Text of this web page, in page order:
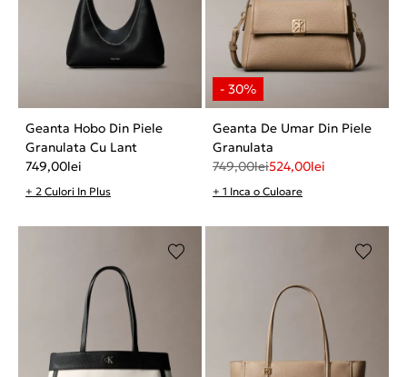
Geanta Hobo Din Piele
Granulata Cu Lant
749,00lei
+ 2 Culori In Plus
Geanta De Umar Din Piele
Granulata
749,00lei524,00lei
+ 1 Inca o Culoare